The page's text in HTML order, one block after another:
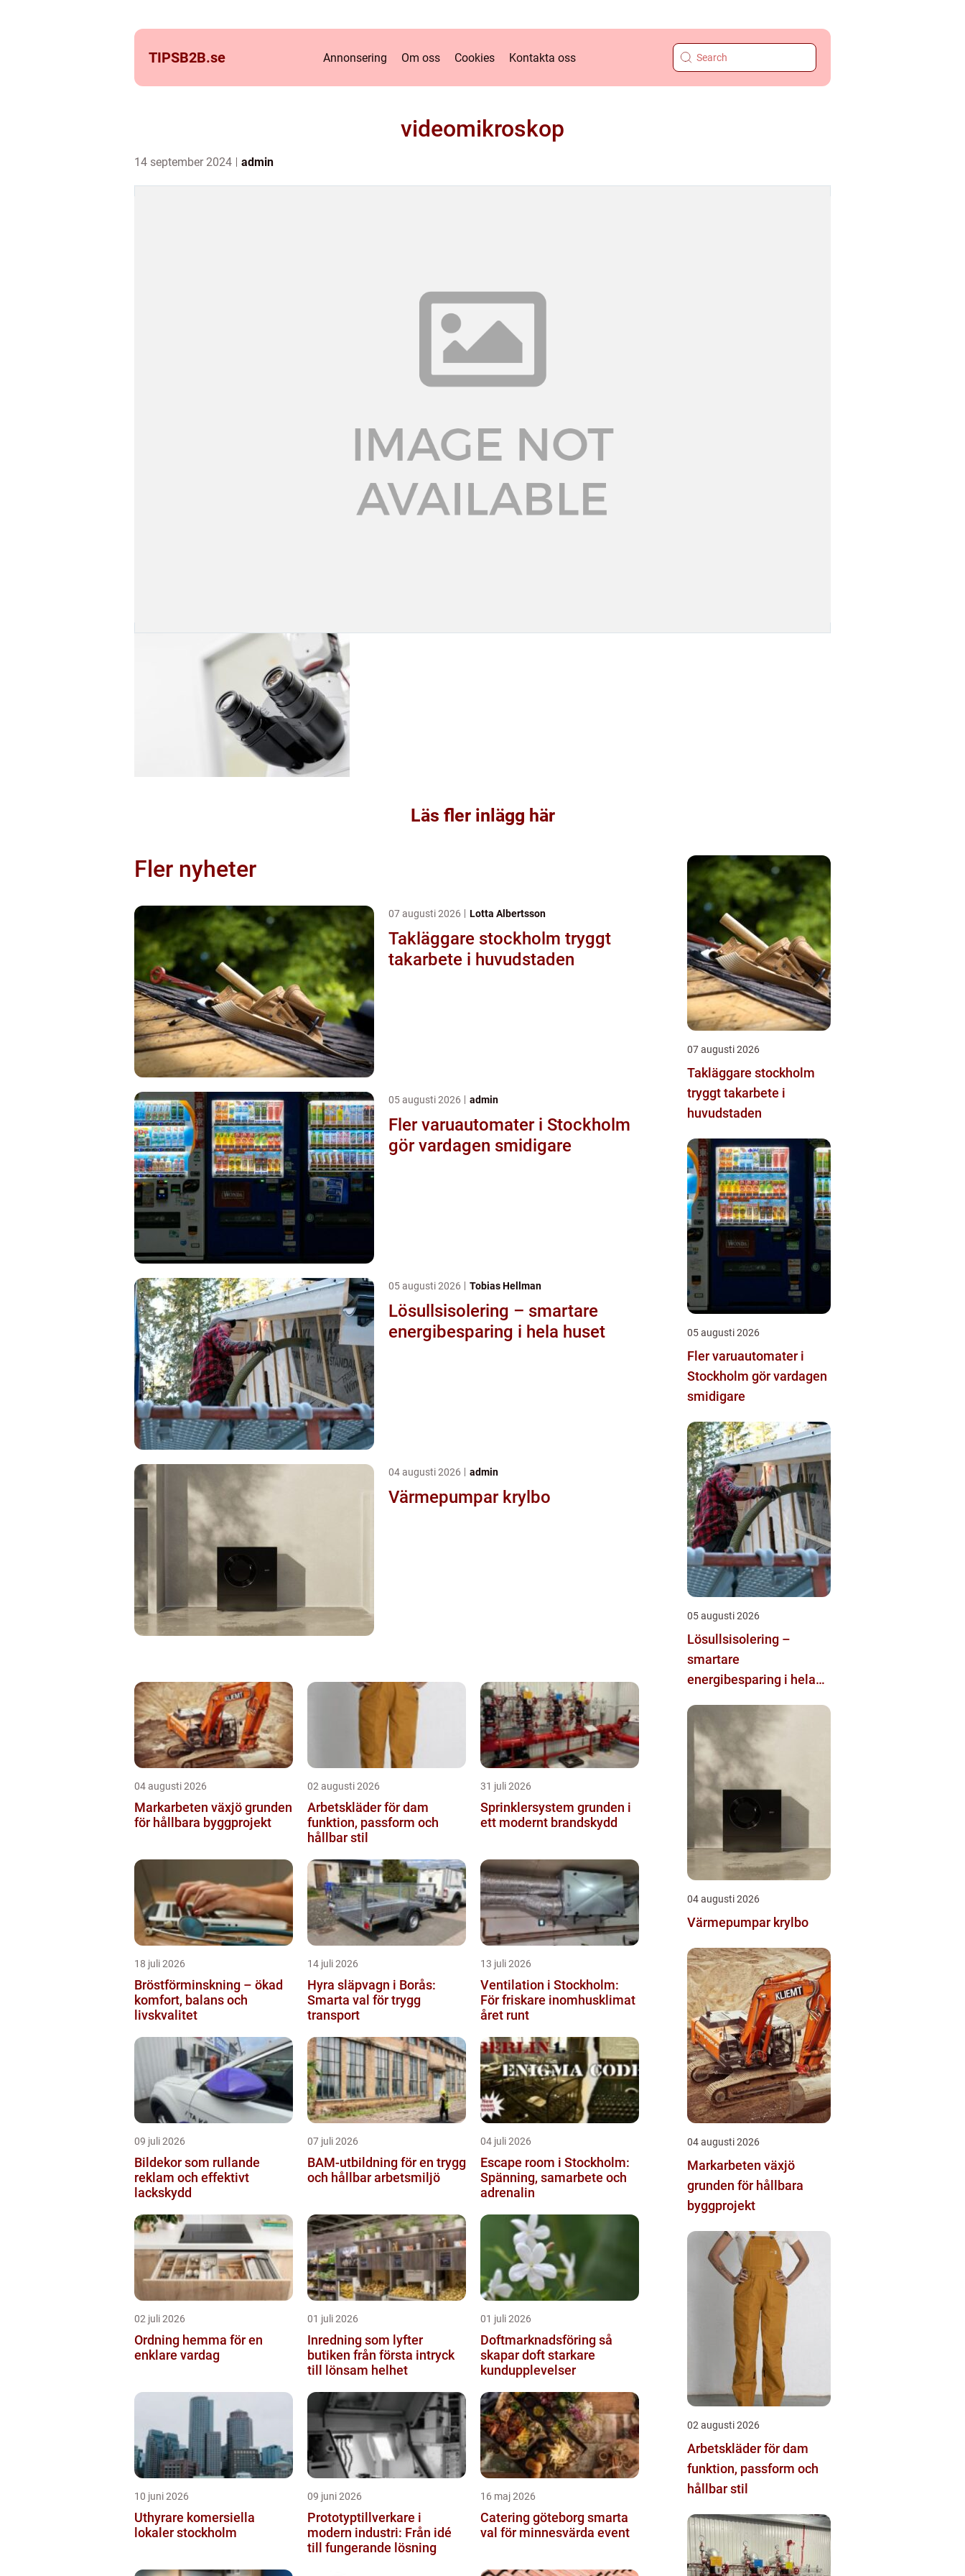
TIPSB2B.se Annonsering Om oss Cookies Kontakta oss
videomikroskop
14 september 2024 admin
Läs fler inlägg här
Fler nyheter
07 augusti 2026 Lotta Albertsson
Takläggare stockholm tryggt
takarbete i huvudstaden
05 augusti 2026 admin
Fler varuautomater i Stockholm
gör vardagen smidigare
05 augusti 2026 Tobias Hellman
Lösullsisolering – smartare
energibesparing i hela huset
04 augusti 2026 admin
Värmepumpar krylbo
04 augusti 2026
Markarbeten växjö grunden
för hållbara byggprojekt
02 augusti 2026
Arbetskläder för dam
funktion, passform och
hållbar stil
31 juli 2026
Sprinklersystem grunden i
ett modernt brandskydd
18 juli 2026
Bröstförminskning – ökad
komfort, balans och
livskvalitet
14 juli 2026
Hyra släpvagn i Borås:
Smarta val för trygg
transport
13 juli 2026
Ventilation i Stockholm:
För friskare inomhusklimat
året runt
09 juli 2026
Bildekor som rullande
reklam och effektivt
lackskydd
07 juli 2026
BAM-utbildning för en trygg
och hållbar arbetsmiljö
04 juli 2026
Escape room i Stockholm:
Spänning, samarbete och
adrenalin
02 juli 2026
Ordning hemma för en
enklare vardag
01 juli 2026
Inredning som lyfter
butiken från första intryck
till lönsam helhet
01 juli 2026
Doftmarknadsföring så
skapar doft starkare
kundupplevelser
10 juni 2026
Uthyrare komersiella
lokaler stockholm
09 juni 2026
Prototyptillverkare i
modern industri: Från idé
till fungerande lösning
16 maj 2026
Catering göteborg smarta
val för minnesvärda event
07 augusti 2026
Takläggare stockholm
tryggt takarbete i
huvudstaden
05 augusti 2026
Fler varuautomater i
Stockholm gör vardagen
smidigare
05 augusti 2026
Lösullsisolering –
smartare
energibesparing i hela
04 augusti 2026
Värmepumpar krylbo
04 augusti 2026
Markarbeten växjö
grunden för hållbara
byggprojekt
02 augusti 2026
Arbetskläder för dam
funktion, passform och
hållbar stil